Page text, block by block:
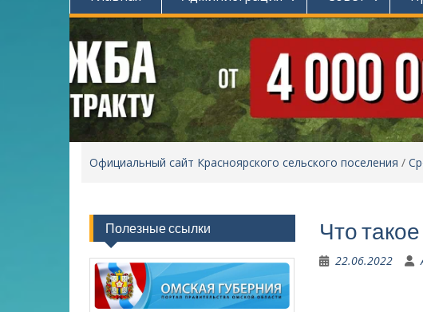
Официальный сайт Красноярского сельского поселения /
Что
22.06.2022
Полезные ссылки